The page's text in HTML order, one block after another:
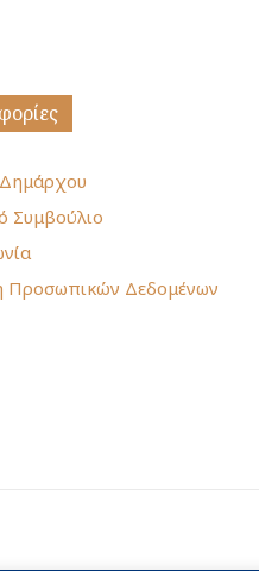
Συμβούλιο
Προσωπικών Δεδομένων